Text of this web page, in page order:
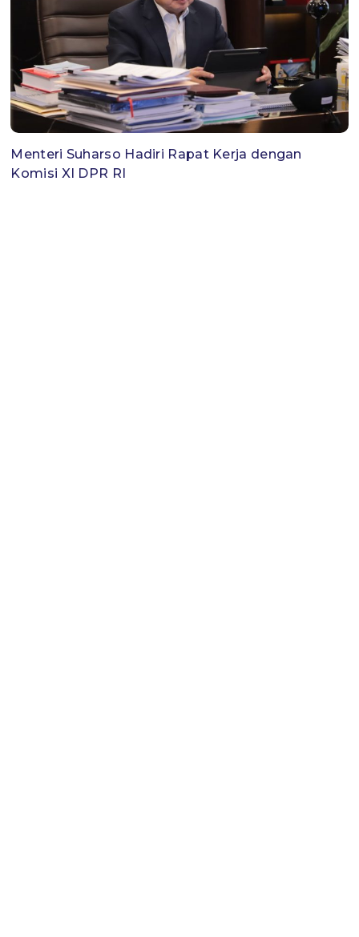
Menteri Suharso Hadiri Rapat Kerja dengan
Komisi XI DPR RI